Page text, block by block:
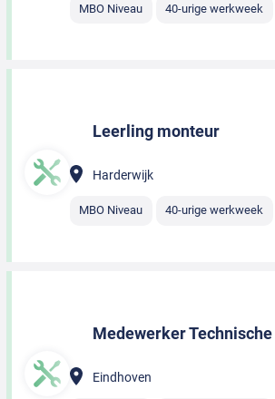
MBO Niveau 40-urige werkweek
Leerling monteur
Harderwijk
MBO Niveau 40-urige werkweek
Medewerker
Eindhoven